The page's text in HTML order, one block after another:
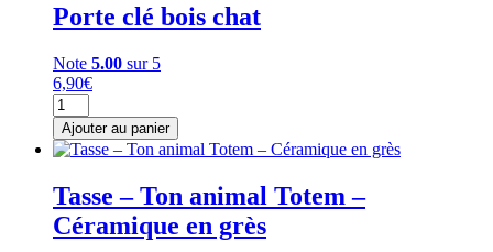
-
-
Céramique
en
grès
Porte clé bois chat
Note 5.00 sur 5
6,90€
quantité
de
Porte
clé
chat
Ajouter au panier
Tasse – Ton animal Totem –
Céramique en grès